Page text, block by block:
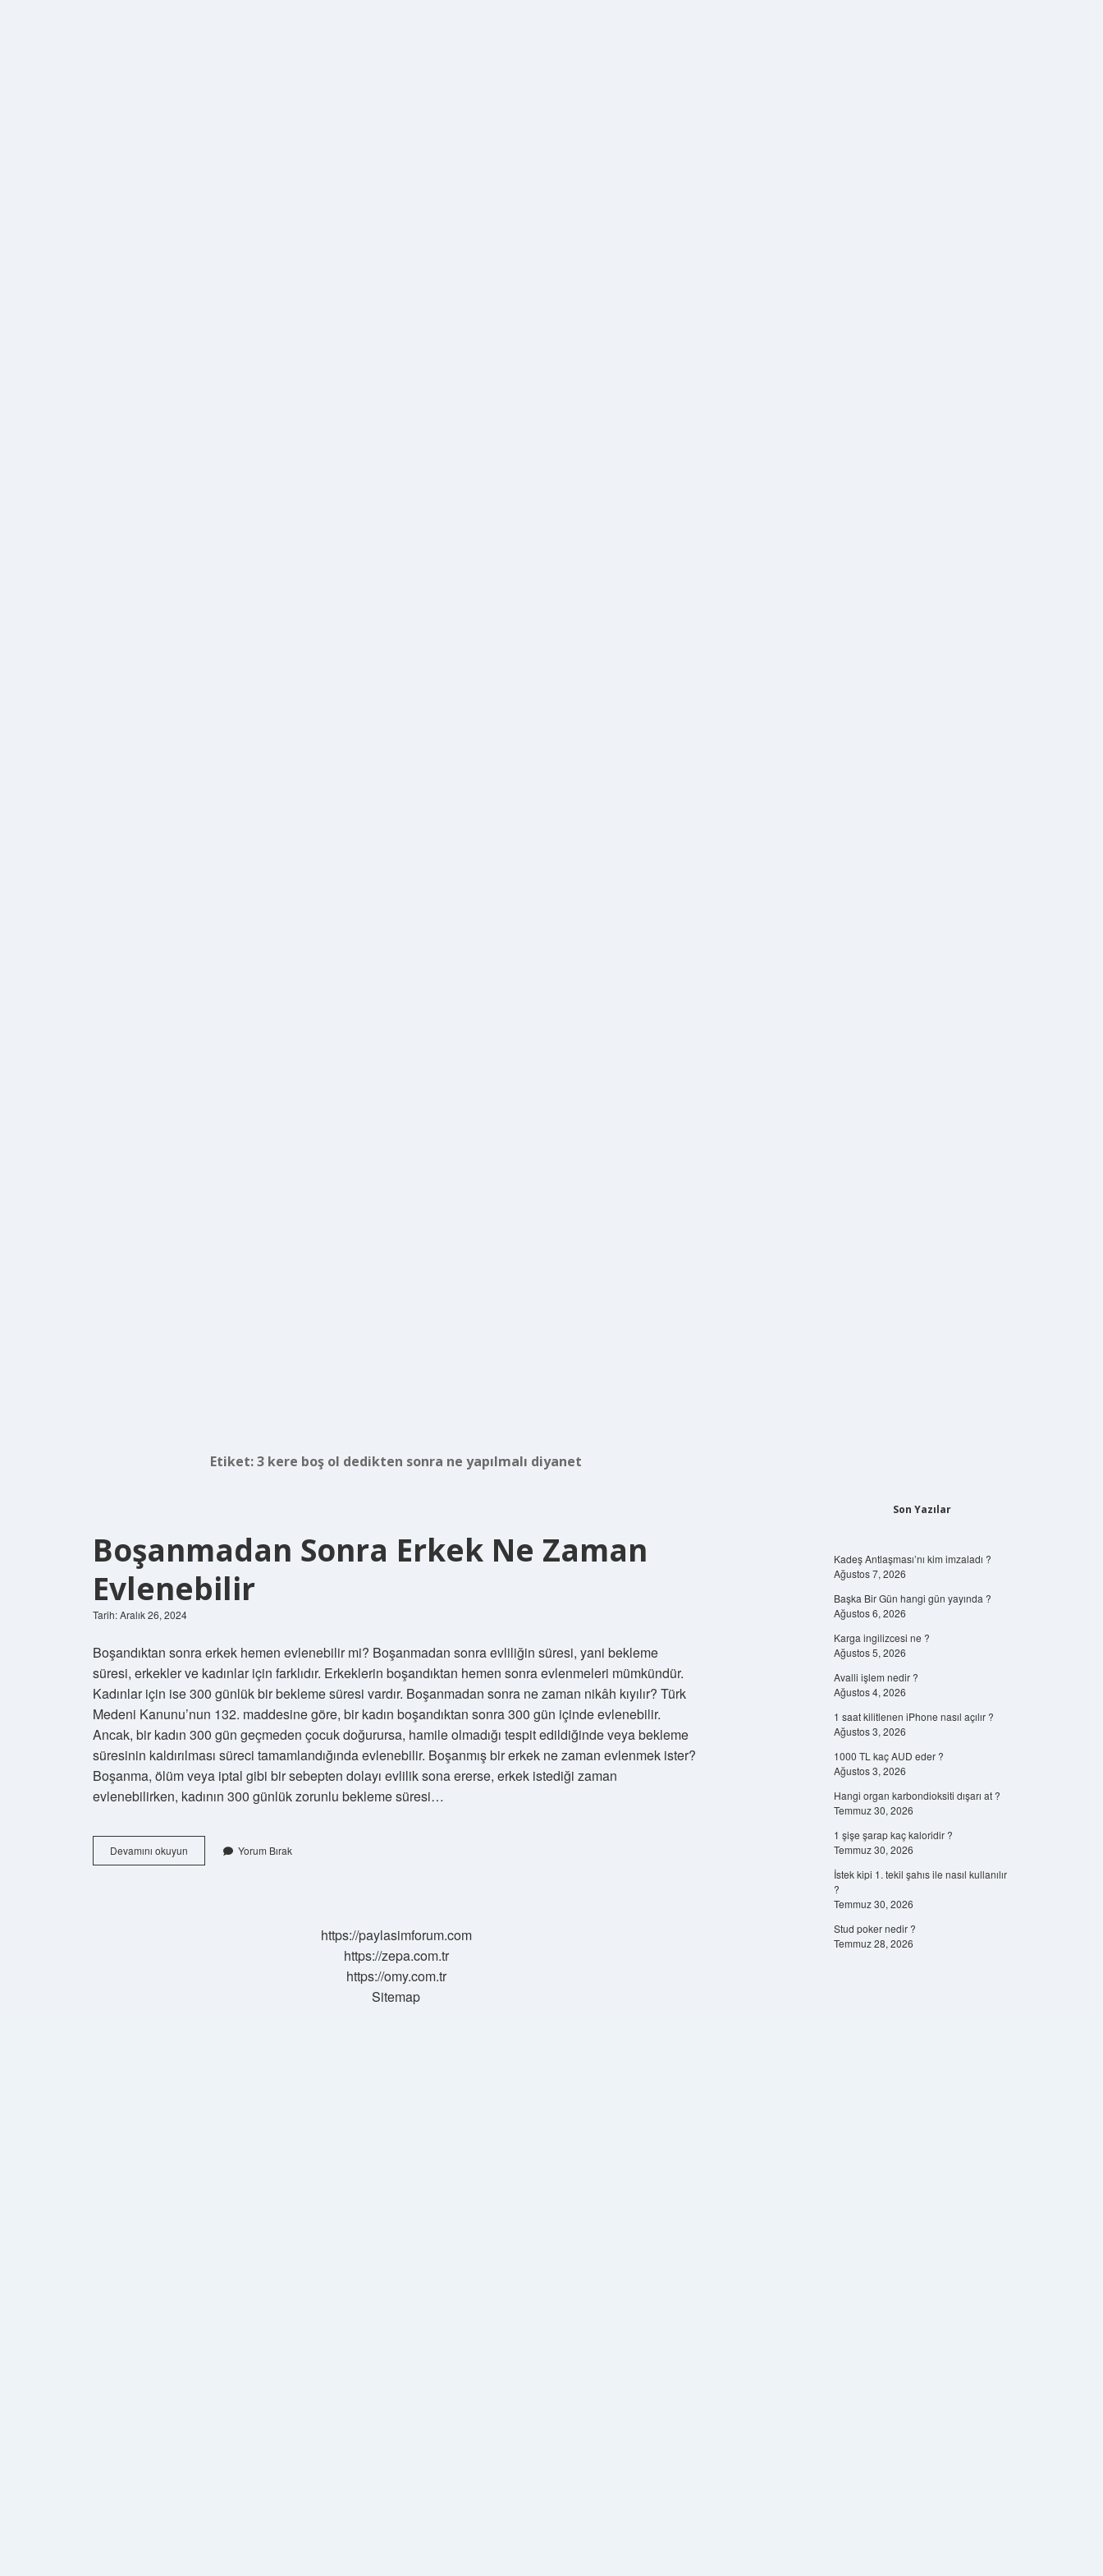
Etiket:3 kere boş ol dedikten sonra ne yapılmalı diyanet
Boşanmadan Sonra Erkek Ne Zaman
Evlenebilir
Tarih: Aralık 26, 2024
Boşandıktan sonra erkek hemen evlenebilir mi? Boşanmadan sonra evliliğin süresi, yani bekleme
süresi, erkekler ve kadınlar için farklıdır. Erkeklerin boşandıktan hemen sonra evlenmeleri mümkündür.
Kadınlar için ise 300 günlük bir bekleme süresi vardır. Boşanmadan sonra ne zaman nikâh kıyılır? Türk
Medeni Kanunu’nun 132. maddesine göre, bir kadın boşandıktan sonra 300 gün içinde evlenebilir.
Ancak, bir kadın 300 gün geçmeden çocuk doğurursa, hamile olmadığı tespit edildiğinde veya bekleme
süresinin kaldırılması süreci tamamlandığında evlenebilir. Boşanmış bir erkek ne zaman evlenmek ister?
Boşanma, ölüm veya iptal gibi bir sebepten dolayı evlilik sona ererse, erkek istediği zaman
evlenebilirken, kadının 300 günlük zorunlu bekleme süresi…
Devamını okuyun Boşanmadan
Sonra
Yorum Bırak
https://paylasimforum.com
https://zepa.com.tr
https://omy.com.tr
Sitemap
Son Yazılar
Kadeş Antlaşması’nı kim imzaladı ?
Ağustos 7, 2026
Başka Bir Gün hangi gün yayında ?
Ağustos 6, 2026
Karga ingilizcesi ne ?
Ağustos 5, 2026
Avalli işlem nedir ?
Ağustos 4, 2026
1 saat kilitlenen iPhone nasıl açılır ?
Ağustos 3, 2026
1000 TL kaç AUD eder ?
Ağustos 3, 2026
Hangi organ karbondioksiti dışarı at ?
Temmuz 30, 2026
1 şişe şarap kaç kaloridir ?
Temmuz 30, 2026
İstek kipi 1. tekil şahıs ile nasıl kullanılır
?
Temmuz 30, 2026
Stud poker nedir ?
Temmuz 28, 2026